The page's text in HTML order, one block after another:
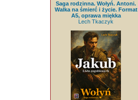
Saga rodzinna. Wołyń. Antoni.
Walka na śmierć i życie. Format
A5, oprawa miękka
Lech Tkaczyk